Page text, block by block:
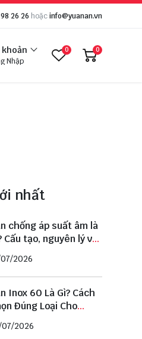
26 26 hoặcinfo@yuanan.vn
khoản
Nhập
0 0
nhất
chống áp suất âm là
Cấu tạo, nguyên lý và
lựa chọn đúng
2026
Inox 60 Là Gì? Cách
Đúng Loại Cho
Ống Phi 60
2026